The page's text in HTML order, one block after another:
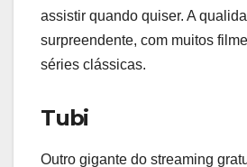
assistir quando quiser. A
surpreendente, com muitos
séries clássicas.
Tubi
Outro gigante do streaming